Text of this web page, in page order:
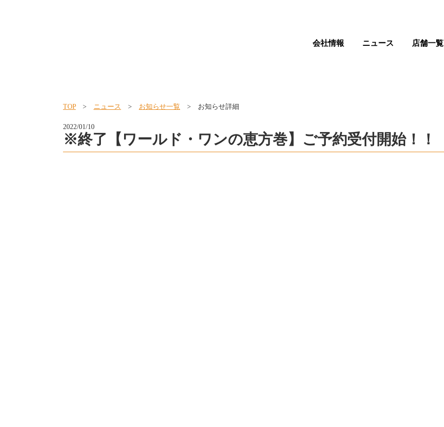
会社情報 ニュース 店舗一覧
TOP> ニュース > お知らせ一覧 > お知らせ詳細
2022/01/10
※終了【ワールド・ワンの恵方巻】ご予約受付開始！！